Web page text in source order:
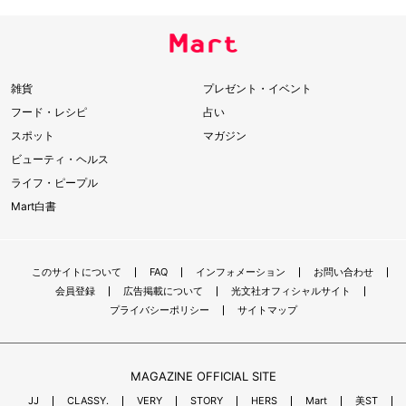
雑貨
フード・レシピ
スポット
ビューティ・ヘルス
ライフ・ピープル
Mart白書
プレゼント・イベント
占い
マガジン
このサイトについて FAQ インフォメーション
お問い合わせ
会員登録
広告掲載について
光文社オフィシャルサイト
プライバシーポリシー
サイトマップ
MAGAZINE OFFICIAL SITE
JJ CLASSY. VERY STORY HERS Mart 美ST